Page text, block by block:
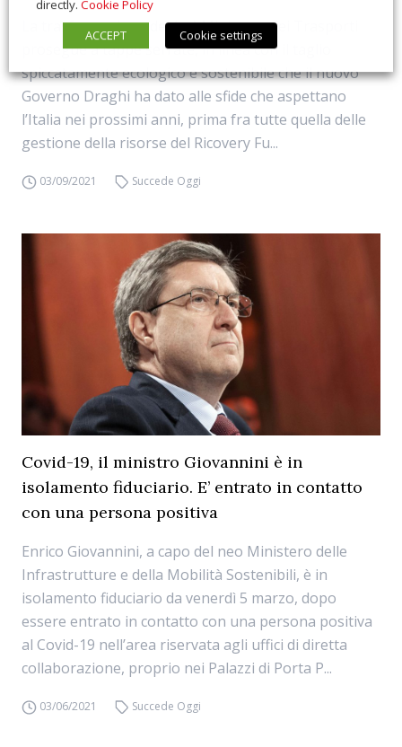
La trasformazione del (ex) Ministero dei Trasporti
prosegue a tappe serrate, in linea con il taglio
spiccatamente ecologico e sostenibile che il nuovo
Governo Draghi ha dato alle sfide che aspettano
l’Italia nei prossimi anni, prima fra tutte quella delle
gestione della risorse del Ricovery Fu...
03/09/2021 Succede Oggi
Covid-19, il ministro Giovannini è in
isolamento fiduciario. E’ entrato in contatto
con una persona positiva
Enrico Giovannini, a capo del neo Ministero delle
Infrastrutture e della Mobilità Sostenibili, è in
isolamento fiduciario da venerdì 5 marzo, dopo
essere entrato in contatto con una persona positiva
al Covid-19 nell’area riservata agli uffici di diretta
collaborazione, proprio nei Palazzi di Porta P...
03/06/2021 Succede Oggi
directly. Cookie Policy
ACCEPT
Cookie settings